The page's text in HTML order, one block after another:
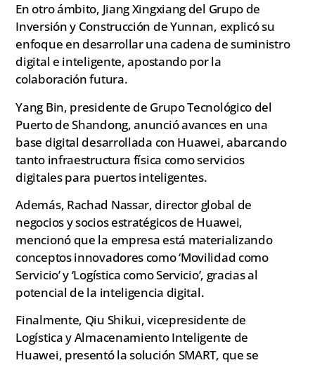
En otro ámbito, Jiang Xingxiang del Grupo de
Inversión y Construcción de Yunnan, explicó su
enfoque en desarrollar una cadena de suministro
digital e inteligente, apostando por la
colaboración futura.
Yang Bin, presidente de Grupo Tecnológico del
Puerto de Shandong, anunció avances en una
base digital desarrollada con Huawei, abarcando
tanto infraestructura física como servicios
digitales para puertos inteligentes.
Además, Rachad Nassar, director global de
negocios y socios estratégicos de Huawei,
mencionó que la empresa está materializando
conceptos innovadores como ‘Movilidad como
Servicio’ y ‘Logística como Servicio’, gracias al
potencial de la inteligencia digital.
Finalmente, Qiu Shikui, vicepresidente de
Logística y Almacenamiento Inteligente de
Huawei, presentó la solución SMART, que se